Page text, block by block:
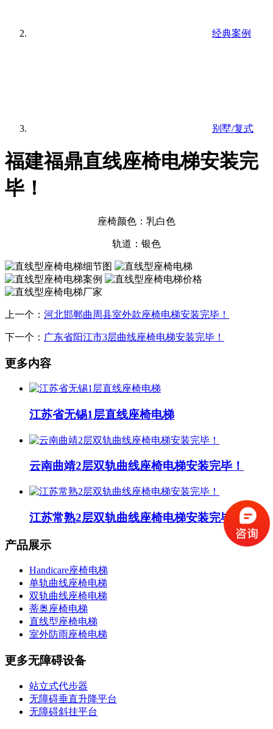
经典案例
别墅/复式
福建福鼎直线座椅电梯安装完
毕！
座椅颜色：乳白色
轨道：银色
上一个： 河北邯郸曲周县室外款座椅电梯安装完毕！
下一个： 广东省阳江市3层曲线座椅电梯安装完毕！
更多内容
江苏省无锡1层直线座椅电梯
云南曲靖2层双轨曲线座椅电梯安装完毕！
江苏常熟2层双轨曲线座椅电梯安装完毕！
产品展示
Handicare座椅电梯
单轨曲线座椅电梯
双轨曲线座椅电梯
蒂奥座椅电梯
直线型座椅电梯
室外防雨座椅电梯
更多无障碍设备
站立式代步器
无障碍垂直升降平台
无障碍斜挂平台